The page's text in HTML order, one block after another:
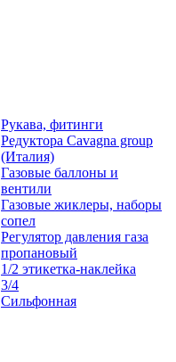
Рукава, фитинги
Редуктора Cavagna group
(Италия)
Газовые баллоны и
вентили
Газовые жиклеры, наборы
сопел
Регулятор давления газа
пропановый
1/2 этикетка-наклейка
3/4
Сильфонная